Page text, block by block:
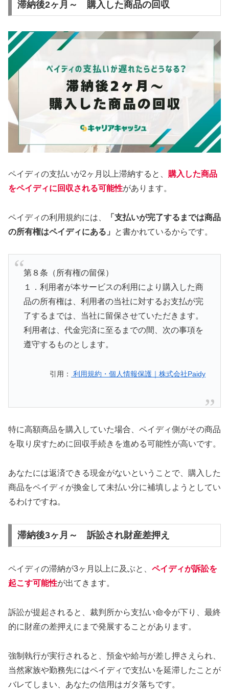
滞納後2ヶ月～ 購入した商品の回収
ペイディの支払いが2ヶ月以上滞納すると、 購入した商品
をペイディに回収される可能性があります。
ペイディの利用規約には、
「支払いが完了するまでは商品
の所有権はペイディにある」
と書かれているからです。
第８条（所有権の留保）
１．利用者が本サービスの利用により購入した商
品の所有権は、利用者の当社に対するお支払が完
了するまでは、当社に留保させていただきます。
利用者は、代金完済に至るまでの間、次の事項を
遵守するものとします。
引用： 利用規約・個人情報保護｜株式会社Paidy
特に高額商品を購入していた場合、ペイディ側がその商品
を取り戻すために回収手続きを進める可能性が高いです。
あなたには返済できる現金がないということで、購入した
商品をペイディが換金して未払い分に補填しようとしてい
るわけですね。
滞納後3ヶ月～ 訴訟され財産差押え
ペイディの滞納が3ヶ月以上に及ぶと、 ペイディが訴訟を
起こす可能性が出てきます。
訴訟が提起されると、裁判所から支払い命令が下り、最終
的に財産の差押えにまで発展することがあります。
強制執行が実行されると、預金や給与が差し押さえられ、
当然家族や勤務先にはペイディで支払いを延滞したことが
バレてしまい、あなたの信用はガタ落ちです。